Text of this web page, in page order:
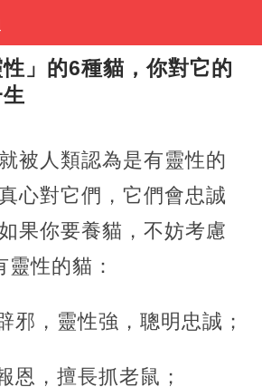
」的6種貓，你對它的
被人類認為是有靈性的
心對它們，它們會忠誠
果你要養貓，不妨考慮
性的貓：
邪，靈性強，聰明忠誠；
恩，擅長抓老鼠；